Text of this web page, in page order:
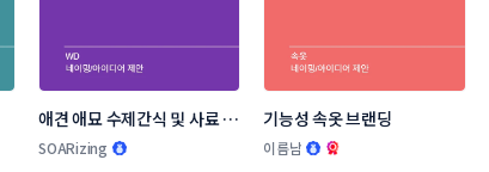
애견 애묘 수제간식 및 사료 브
랜드 작명부탁드립니다.
SOARizing
기능성 속옷 브랜딩
이름남